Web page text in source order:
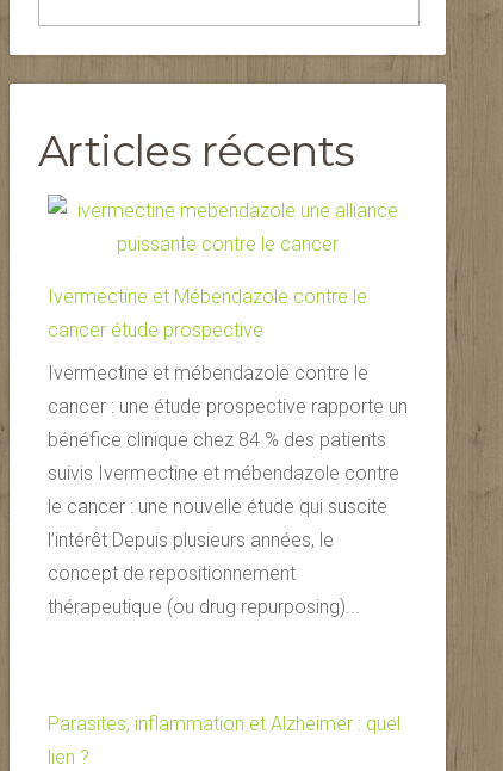
Articles récents
Ivermectine et Mébendazole contre le
cancer étude prospective
Ivermectine et mébendazole contre le
cancer : une étude prospective rapporte un
bénéfice clinique chez 84 % des patients
suivis Ivermectine et mébendazole contre
le cancer : une nouvelle étude qui suscite
l’intérêt Depuis plusieurs années, le
concept de repositionnement
thérapeutique (ou drug repurposing)...
Parasites, inflammation et Alzheimer : quel
lien ?